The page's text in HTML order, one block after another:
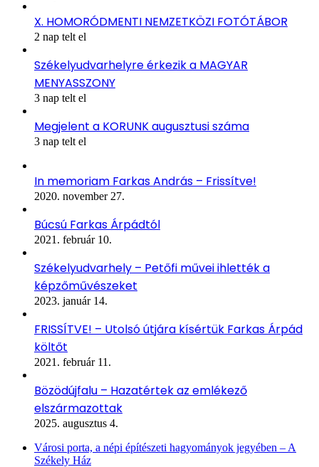
X. HOMORÓDMENTI NEMZETKÖZI FOTÓTÁBOR
2 nap telt el
Székelyudvarhelyre érkezik a MAGYAR
MENYASSZONY
3 nap telt el
Megjelent a KORUNK augusztusi száma
3 nap telt el
In memoriam Farkas András – Frissítve!
2020. november 27.
Búcsú Farkas Árpádtól
2021. február 10.
Székelyudvarhely – Petőfi művei ihlették a
képzőművészeket
2023. január 14.
FRISSÍTVE! – Utolsó útjára kísértük Farkas Árpád
költőt
2021. február 11.
Bözödújfalu – Hazatértek az emlékező
elszármazottak
2025. augusztus 4.
Városi porta, a népi építészeti hagyományok jegyében – A
Székely Ház